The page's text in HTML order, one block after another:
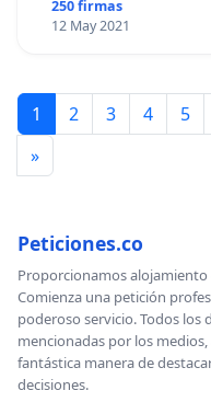
250 firmas
12 May 2021
1 2 3 4 5
»
Peticiones.co
Proporcionamos
Comienza una petición
poderoso servicio. Todos los
mencionadas por los
fantástica manera de
decisiones.